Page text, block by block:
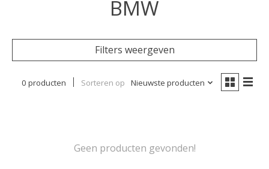
BMW
Filters weergeven
0 producten Sorteren op Nieuwste producten
Geen producten gevonden!